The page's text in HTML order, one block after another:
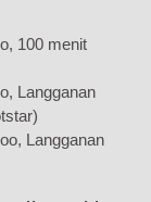
100 menit
Langganan
Langganan